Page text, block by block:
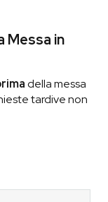
Messa in
della messa
tardive non